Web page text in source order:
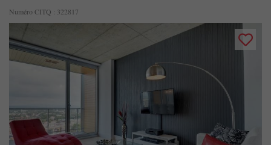
Numéro CITQ : 322817